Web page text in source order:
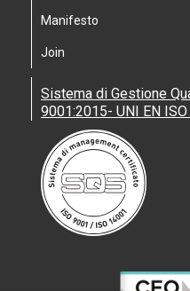
Manifesto
Join
Sistema di Gestione
9001:2015- UNI EN